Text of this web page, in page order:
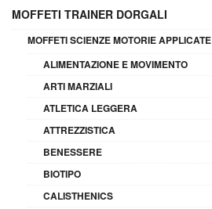
MOFFETI TRAINER DORGALI
MOFFETI SCIENZE MOTORIE APPLICATE
ALIMENTAZIONE E MOVIMENTO
ARTI MARZIALI
ATLETICA LEGGERA
ATTREZZISTICA
BENESSERE
BIOTIPO
CALISTHENICS